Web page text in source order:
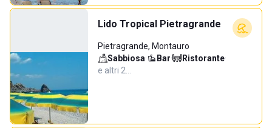
Lido Tropical Pietragrande
Pietragrande, Montauro
Sabbiosa· Bar· Ristorante·
e altri 2…